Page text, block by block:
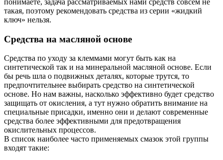
понимаете, задача рассматриваемых нами средств совсем не
такая, поэтому рекомендовать средства из серии «жидкий
ключ» нельзя.
Средства на масляной основе
Средства по уходу за клеммами могут быть как на
синтетической так и на минеральной масляной основе. Если
бы речь шла о подвижных деталях, которые трутся, то
предпочтительнее выбирать средство на синтетической
основе. Но нам важны, насколько эффективно будет средство
защищать от окисления, а тут нужно обратить внимание на
специальные присадки, именно они и делают современные
средства более эффективными для предотвращения
окислительных процессов.
В список наиболее часто применяемых смазок этой группы
входят такие: